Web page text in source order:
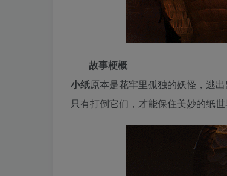
故事梗概
小纸原本是花牢里孤独的妖怪，逃
只有打倒它们，才能保住美妙的纸世